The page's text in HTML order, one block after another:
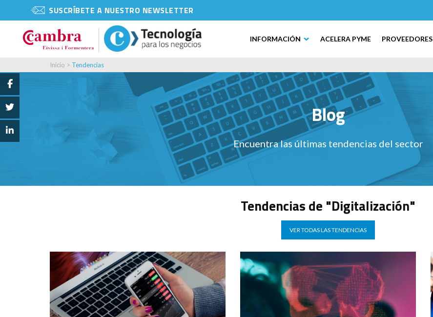
SUSCRÍBETE A NUESTRO NEWSLETTER
INFORMACIÓN ACELERA PYME PROVEEDORES
Inicio > Tendencias
Blog
Encuentra las últimas tendencias del sector
Tendencias de "Digitalización"
VER TODAS LAS TENDENCIAS